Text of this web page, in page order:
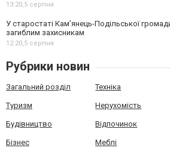
13:20,5 серпня
У старостаті Кам’янець-Подільської
загиблим захисникам
12:20,5 серпня
Рубрики новин
Загальний розділ Техніка
Туризм Нерухомість
Будівництво Відпочинок
Бізнес Меблі